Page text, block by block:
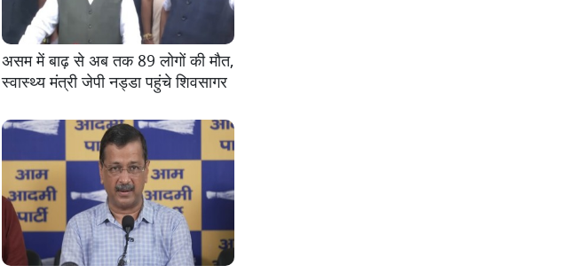
असम में बाढ़ से अब तक 89 लोगों की मौत,
स्वास्थ्य मंत्री जेपी नड्डा पहुंचे शिवसागर